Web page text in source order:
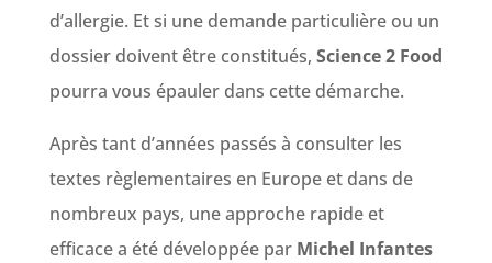
d’allergie. Et si une demande particulière ou un
dossier doivent être constitués, Science 2 Food
pourra vous épauler dans cette démarche.
Après tant d’années passés à consulter les
textes règlementaires en Europe et dans de
nombreux pays, une approche rapide et
efficace a été développée par Michel Infantes